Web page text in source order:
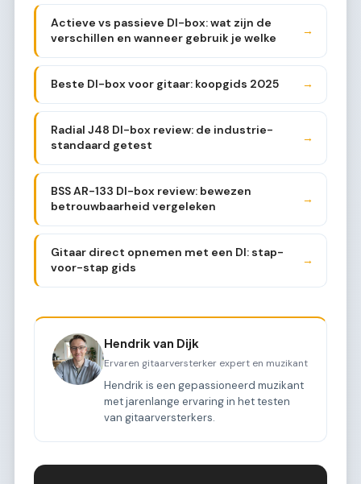
Actieve vs passieve DI-box: wat zijn de
verschillen en wanneer gebruik je welke
→
Beste DI-box voor gitaar: koopgids 2025 →
Radial J48 DI-box review: de industrie-
standaard getest
→
BSS AR-133 DI-box review: bewezen
betrouwbaarheid vergeleken
→
Gitaar direct opnemen met een DI: stap-
voor-stap gids
→
Hendrik van Dijk
Ervaren gitaarversterker expert en muzikant
Hendrik is een gepassioneerd muzikant
met jarenlange ervaring in het testen
van gitaarversterkers.